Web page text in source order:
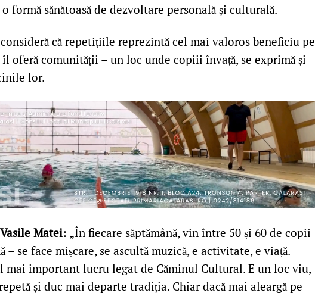
formă sănătoasă de dezvoltare personală și culturală.
că repetițiile reprezintă cel mai valoros beneficiu pe
oferă comunității – un loc unde copiii învață, se exprimă și
lor.
Matei: „În fiecare săptămână, vin între 50 și 60 de copii
se face mișcare, se ascultă muzică, e activitate, e viață.
mai important lucru legat de Căminul Cultural. E un loc viu,
și duc mai departe tradiția. Chiar dacă mai aleargă pe